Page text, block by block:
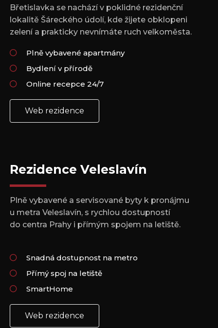
Břetislavka se nachází v poklidné rezidenční
lokalitě Šáreckého údolí, kde žijete obklopeni
zelení a prakticky nevnímáte ruch velkoměsta.
Plně vybavené apartmány
Bydlení v přírodě
Online recepce 24/7
Web rezidence
Rezidence Veleslavín
Plně vybavené a servisované byty k pronájmu
u metra Veleslavín, s rychlou dostupností
do centra Prahy i přímým spojem na letiště.
Snadná dostupnost na metro
Přímý spoj na letiště
SmartHome
Web rezidence